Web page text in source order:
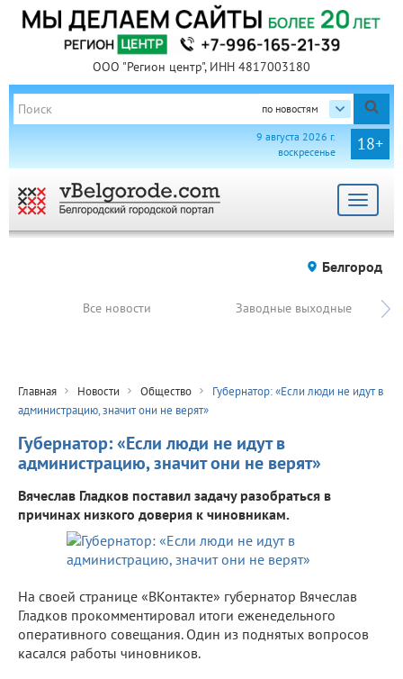
ООО "Регион центр", ИНН 4817003180
по новостям
18+
9 августа 2026 г.
воскресенье
Toggle
Белгород
Все новости Заводные выходные
Главная Новости Общество
Губернатор: «Если люди не идут в
администрацию, значит они не верят»
Губернатор: «Если люди не идут в
администрацию, значит они не верят»
Вячеслав Гладков поставил задачу разобраться в
причинах низкого доверия к чиновникам.
На своей странице «ВКонтакте» губернатор Вячеслав
Гладков прокомментировал итоги еженедельного
оперативного совещания. Один из поднятых вопросов
касался работы чиновников.